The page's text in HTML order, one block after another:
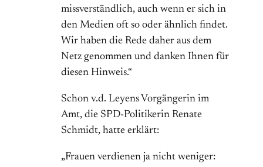
missverständlich, auch wenn er sich in
den Medien oft so oder ähnlich findet.
Wir haben die Rede daher aus dem
Netz genommen und danken Ihnen für
diesen Hinweis.“
Schon v.d. Leyens Vorgängerin im
Amt, die SPD-Politikerin Renate
Schmidt, hatte erklärt:
„Frauen verdienen ja nicht weniger: